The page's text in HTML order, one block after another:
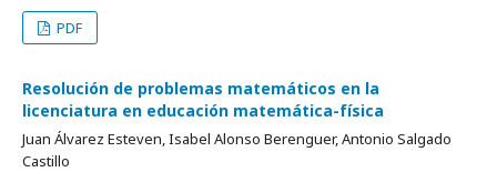
PDF
Resolución de problemas matemáticos en la
licenciatura en educación matemática-física
Juan Álvarez Esteven, Isabel Alonso Berenguer, Antonio Salgado
Castillo